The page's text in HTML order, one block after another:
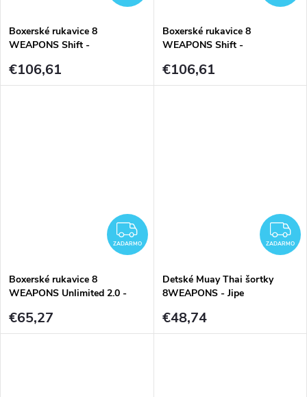
Boxerské rukavice 8
WEAPONS Shift -
€106,61
Boxerské rukavice 8
WEAPONS Shift -
€106,61
ZADARMO
ZADARMO
Boxerské rukavice 8
WEAPONS Unlimited 2.0 -
€65,27
ZADARMO
Detské Muay Thai šortky
8WEAPONS - Jipe
€48,74